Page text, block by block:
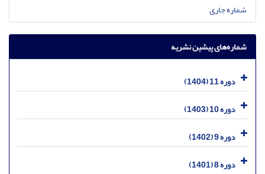
شماره جاری
شماره‌های پیشین نشریه
دوره 11 (1404)
دوره 10 (1403)
دوره 9 (1402)
دوره 8 (1401)